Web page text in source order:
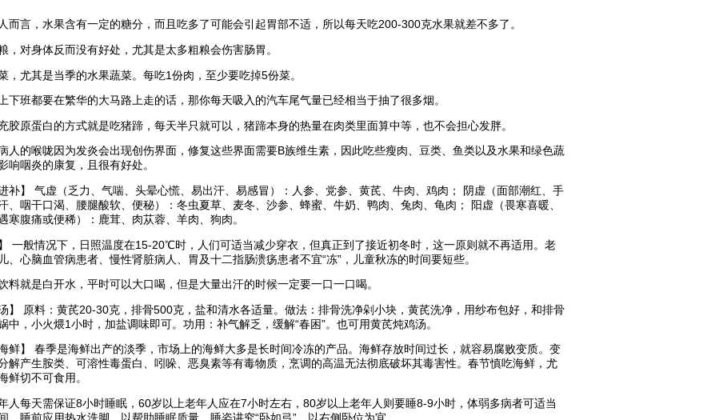
而言，水果含有一定的糖分，而且吃多了可能会引起胃部不适，所以每天吃200-300克水果就差不多了。
，对身体反而没有好处，尤其是太多粗粮会伤害肠胃。
，尤其是当季的水果蔬菜。每吃1份肉，至少要吃掉5份菜。
下班都要在繁华的大马路上走的话，那你每天吸入的汽车尾气量已经相当于抽了很多烟。
胶原蛋白的方式就是吃猪蹄，每天半只就可以，猪蹄本身的热量在肉类里面算中等，也不会担心发胖。
人的喉咙因为发炎会出现创伤界面，修复这些界面需要B族维生素，因此吃些瘦肉、豆类、鱼类以及水果和绿色蔬
响咽炎的康复，且很有好处。
进补】 气虚（乏力、气喘、头晕心慌、易出汗、易感冒）：人参、党参、黄芪、牛肉、鸡肉； 阴虚（面部潮红、手
、咽干口渴、腰腿酸软、便秘）：冬虫夏草、麦冬、沙参、蜂蜜、牛奶、鸭肉、兔肉、龟肉； 阳虚（畏寒喜暖、
寒腹痛或便稀）：鹿茸、肉苁蓉、羊肉、狗肉。
】 一般情况下，日照温度在15-20℃时，人们可适当减少穿衣，但真正到了接近初冬时，这一原则就不再适用。老
、心脑血管病患者、慢性肾脏病人、胃及十二指肠溃疡患者不宜“冻”，儿童秋冻的时间要短些。
料就是白开水，平时可以大口喝，但是大量出汗的时候一定要一口一口喝。
汤】 原料：黄芪20-30克，排骨500克，盐和清水各适量。做法：排骨洗净剁小块，黄芪洗净，用纱布包好，和排骨
中，小火煨1小时，加盐调味即可。功用：补气解乏，缓解“春困”。也可用黄芪炖鸡汤。
海鲜】 春季是海鲜出产的淡季，市场上的海鲜大多是长时间冷冻的产品。海鲜存放时间过长，就容易腐败变质。变
解产生胺类、可溶性毒蛋白、吲哚、恶臭素等有毒物质，烹调的高温无法彻底破坏其毒害性。春节慎吃海鲜，尤
鲜切不可食用。
人每天需保证8小时睡眠，60岁以上老年人应在7小时左右，80岁以上老年人则要睡8-9小时，体弱多病者可适当